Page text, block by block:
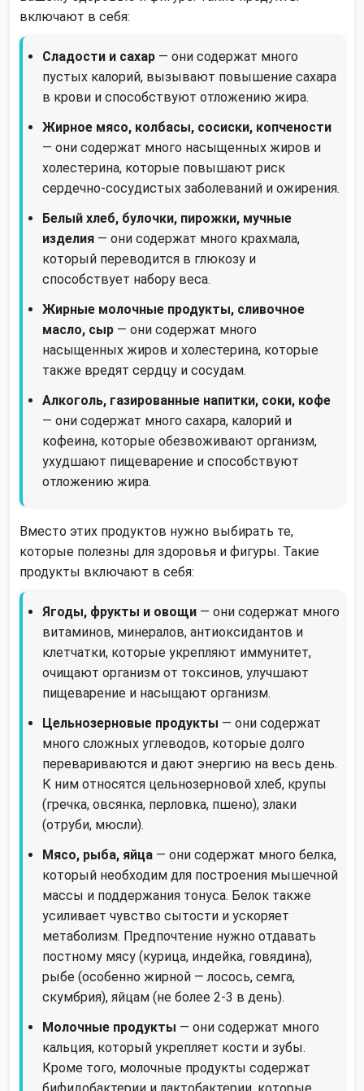
включают в себя:
Сладости и сахар — они содержат много
пустых калорий, вызывают повышение сахара
в крови и способствуют отложению жира.
Жирное мясо, колбасы, сосиски, копчености
— они содержат много насыщенных жиров и
холестерина, которые повышают риск
сердечно-сосудистых заболеваний и ожирения.
Белый хлеб, булочки, пирожки, мучные
изделия — они содержат много крахмала,
который переводится в глюкозу и
способствует набору веса.
Жирные молочные продукты, сливочное
масло, сыр — они содержат много
насыщенных жиров и холестерина, которые
также вредят сердцу и сосудам.
Алкоголь, газированные напитки, соки, кофе
— они содержат много сахара, калорий и
кофеина, которые обезвоживают организм,
ухудшают пищеварение и способствуют
отложению жира.
Вместо этих продуктов нужно выбирать те,
которые полезны для здоровья и фигуры. Такие
продукты включают в себя:
Ягоды, фрукты и овощи — они содержат много
витаминов, минералов, антиоксидантов и
клетчатки, которые укрепляют иммунитет,
очищают организм от токсинов, улучшают
пищеварение и насыщают организм.
Цельнозерновые продукты — они содержат
много сложных углеводов, которые долго
перевариваются и дают энергию на весь день.
К ним относятся цельнозерновой хлеб, крупы
(гречка, овсянка, перловка, пшено), злаки
(отруби, мюсли).
Мясо, рыба, яйца — они содержат много белка,
который необходим для построения мышечной
массы и поддержания тонуса. Белок также
усиливает чувство сытости и ускоряет
метаболизм. Предпочтение нужно отдавать
постному мясу (курица, индейка, говядина),
рыбе (особенно жирной — лосось, семга,
скумбрия), яйцам (не более 2-3 в день).
Молочные продукты — они содержат много
кальция, который укрепляет кости и зубы.
Кроме того, молочные продукты содержат